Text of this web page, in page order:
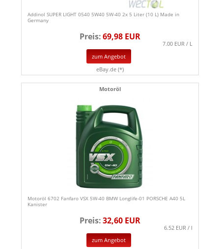
Addinol SUPER LIGHT 0540 5W40 5W-40 2x 5 Liter (10 L) Made in
Germany
Preis:69,98 EUR
7.00 EUR / L
zum Angebot
eBay.de (*)
Motoröl
Motoröl 6702 Fanfaro VSX 5W-40 BMW Longlife-01 PORSCHE A40 5L
Kanister
Preis:32,60 EUR
6.52 EUR / l
zum Angebot